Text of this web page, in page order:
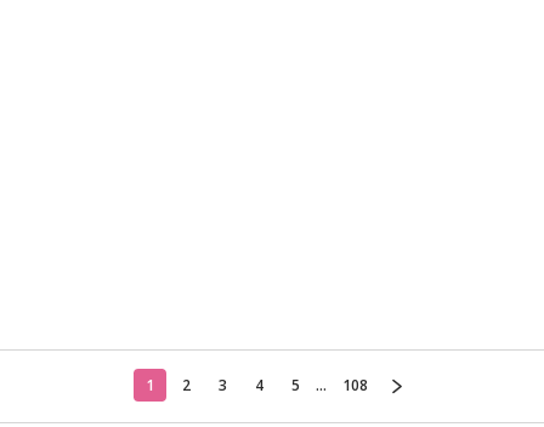
1 2 3 4 5 ... 108